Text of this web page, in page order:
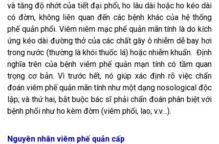
và tăng độ nhớt của tiết đại phổi, ho lâu dài hoặc ho kéo dài
có đờm, không liên quan đến các bệnh khác của hệ thống
phế quản phổi. Viêm niêm mạc phế quản mãn tính là do kích
ứng kéo dài đường thở của các chất gây ô nhiễm dễ bay hơi
trong nước (thường là khói thuốc lá) hoặc nhiễm khuẩn. Định
nghĩa trên của bệnh viêm phế quản mạn tính có tầm quan
trọng cơ bản. Vì trước hết, nó giúp xác định rõ việc chẩn
đoán viêm phế quản mãn tính như một dạng nosological độc
lập; và thứ hai, bắt buộc bác sĩ phải chẩn đoán phân biệt với
bệnh phổi như ho kèm đờm (viêm phổi, lao, v.v…).
Nguyên nhân viêm phế quản cấp